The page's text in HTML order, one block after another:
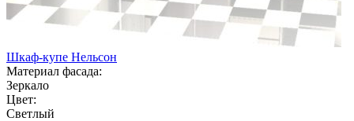
Шкаф-купе Нельсон
Материал фасада:
Зеркало
Цвет:
Светлый